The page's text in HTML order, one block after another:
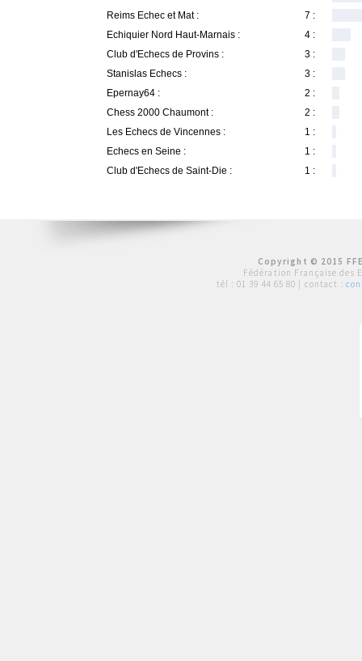
Reims Echec et Mat :
7 :
Echiquier Nord Haut-Marnais :
4 :
Club d'Echecs de Provins :
3 :
Stanislas Echecs :
3 :
Epernay64 :
2 :
Chess 2000 Chaumont :
2 :
Les Echecs de Vincennes :
1 :
Echecs en Seine :
1 :
Club d'Echecs de Saint-Die :
1 :
Copyright © 2015
Fédération Française des
tél : 01 39 44 65 80 | contact :